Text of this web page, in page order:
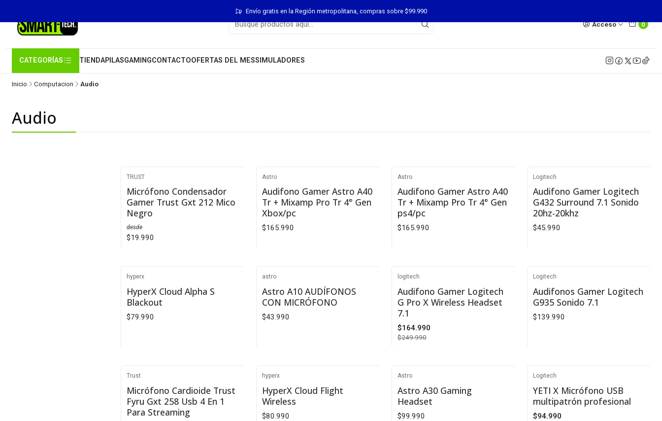
Acceso 0
CATEGORÍAS TIENDAPILASGAMINGCONTACTOOFERTAS DEL MESSIMULADORES
Envío gratis en la Región metropolitana, compras sobre $99.990
Inicio Computacion Audio
Audio
TRUST
Micrófono Condensador
Gamer Trust Gxt 212 Mico
Negro
desde
$19.990
Astro
Audifono Gamer Astro A40
Tr + Mixamp Pro Tr 4° Gen
Xbox/pc
$165.990
Astro
Audifono Gamer Astro A40
Tr + Mixamp Pro Tr 4° Gen
ps4/pc
$165.990
Logitech
Audifono Gamer Logitech
G432 Surround 7.1 Sonido
20hz-20khz
$45.990
hyperx
HyperX Cloud Alpha S
Blackout
$79.990
astro
Astro A10 AUDÍFONOS
CON MICRÓFONO
$43.990
-34%
logitech
Audifono Gamer Logitech
G Pro X Wireless Headset
7.1
$164.990
$249.990
Logitech
Audifonos Gamer Logitech
G935 Sonido 7.1
$139.990
Trust
Micrófono Cardioide Trust
Fyru Gxt 258 Usb 4 En 1
Para Streaming
hyperx
HyperX Cloud Flight
Wireless
$80.990
Astro
Astro A30 Gaming
Headset
$99.990
-30%
Agotado
Logitech
YETI X Micrófono USB
multipatrón profesional
$94.990